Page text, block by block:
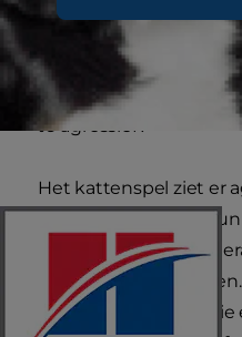
Als kattenliefhebber
katten gezien en heb
te bewijzen. Maar
teagressief?
Het kattenspel ziet er
gebruiken immers
speelgoed,
in bedwang te
spelen over in